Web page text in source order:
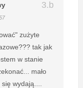
zużyte
tak jak
w stanie
mało
wydają....